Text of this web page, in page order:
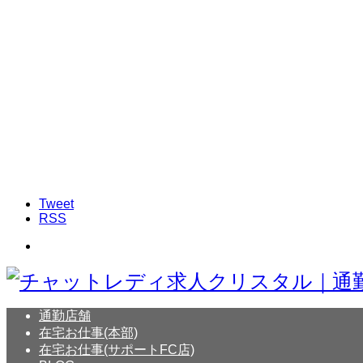
Tweet
RSS
通勤店舗
在宅お仕事(本部)
在宅お仕事(サポートFC店)